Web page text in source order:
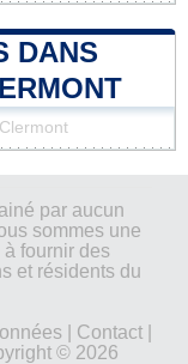
DANS
par aucun
sommes une
fournir des
et résidents du
| Contact|
© 2026